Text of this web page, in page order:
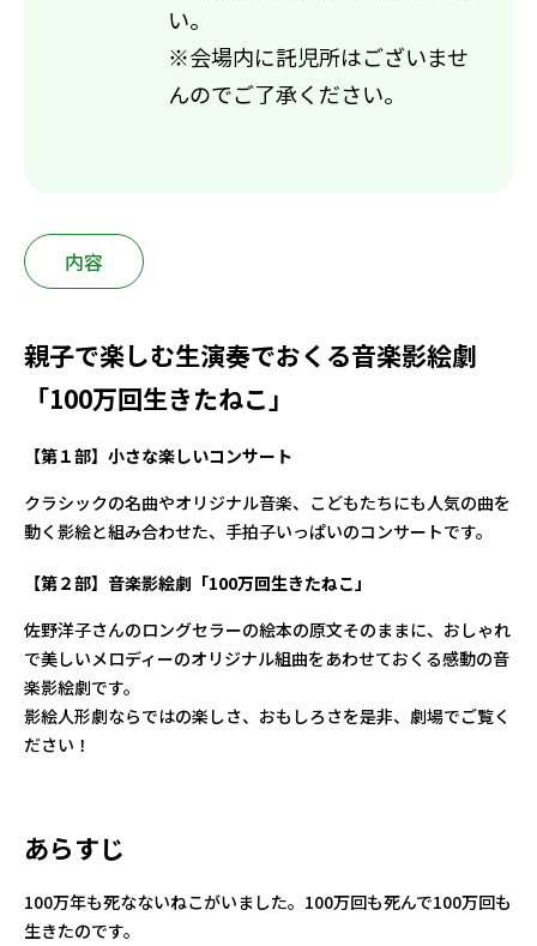
い。
※会場内に託児所はございませ
んのでご了承ください。
内容
親子で楽しむ生演奏でおくる音楽影絵劇
「100万回生きたねこ」
【第１部】小さな楽しいコンサート
クラシックの名曲やオリジナル音楽、こどもたちにも人気の曲を
動く影絵と組み合わせた、手拍子いっぱいのコンサートです。
【第２部】音楽影絵劇「100万回生きたねこ」
佐野洋子さんのロングセラーの絵本の原文そのままに、おしゃれ
で美しいメロディーのオリジナル組曲をあわせておくる感動の音
楽影絵劇です。
影絵人形劇ならではの楽しさ、おもしろさを是非、劇場でご覧く
ださい！
あらすじ
100万年も死なないねこがいました。100万回も死んで100万回も
生きたのです。